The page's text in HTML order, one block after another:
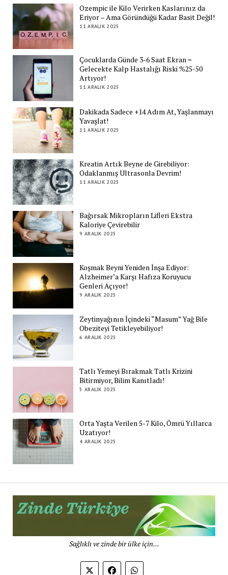
Ozempic ile Kilo Verirken Kaslarınız da
Eriyor – Ama Göründüğü Kadar Basit Değil!
11 ARALIK 2025
Çocuklarda Günde 3-6 Saat Ekran =
Gelecekte Kalp Hastalığı Riski %25-50
Artıyor!
11 ARALIK 2025
Dakikada Sadece +14 Adım At, Yaşlanmayı
Yavaşlat!
11 ARALIK 2025
Kreatin Artık Beyne de Girebiliyor:
Odaklanmış Ultrasonla Devrim!
11 ARALIK 2025
Bağırsak Mikropların Lifleri Ekstra
Kaloriye Çevirebilir
9 ARALIK 2025
Koşmak Beyni Yeniden İnşa Ediyor:
Alzheimer’a Karşı Hafıza Koruyucu
Genleri Açıyor!
9 ARALIK 2025
Zeytinyağının İçindeki “Masum” Yağ Bile
Obeziteyi Tetikleyebiliyor!
6 ARALIK 2025
Tatlı Yemeyi Bırakmak Tatlı Krizini
Bitirmiyor, Bilim Kanıtladı!
5 ARALIK 2025
Orta Yaşta Verilen 5-7 Kilo, Ömrü Yıllarca
Uzatıyor!
4 ARALIK 2025
Sağlıklı ve zinde bir ülke için...